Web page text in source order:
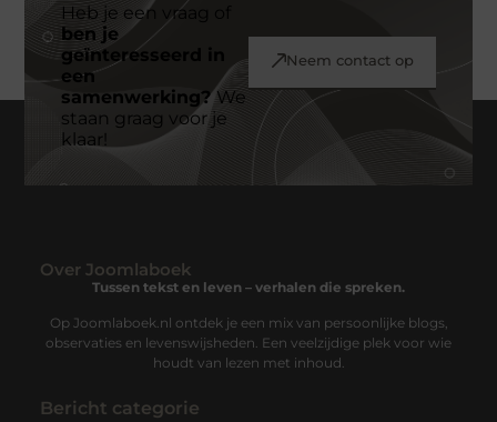
Heb je een vraag of
ben je
geïnteresseerd in
een
samenwerking?We
staan graag voor je
klaar!
Neem contact op
Over Joomlaboek
Tussen tekst en leven – verhalen die spreken.
Op Joomlaboek.nl ontdek je een mix van persoonlijke blogs,
observaties en levenswijsheden. Een veelzijdige plek voor wie
houdt van lezen met inhoud.
Bericht categorie